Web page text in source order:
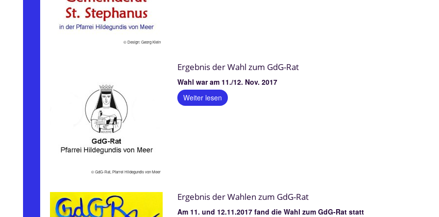
© Design: Georg Klein
© GdG-Rat, Pfarrei Hildegundis von Meer
Ergebnis der Wahl zum GdG-Rat
Wahl war am 11./12. Nov. 2017
Weiter lesen
Ergebnis der Wahlen zum GdG-Rat
Am 11. und 12.11.2017 fand die Wahl zum GdG-Rat statt